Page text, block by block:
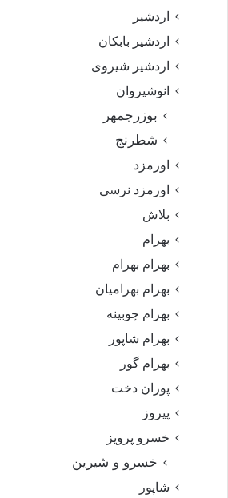
اردشیر
اردشیر بابکان
اردشیر شیروی
انوشیروان
بوزرجمهر
شطرنج
اورمزد
اورمزد نرسى‏
بلاش
بهرام
بهرام بهرام
بهرام بهرامیان‏
بهرام چوبینه
بهرام شاپور
بهرام گور
پوران دخت
پیروز
خسرو پرویز
خسرو و شیرین
شاپور